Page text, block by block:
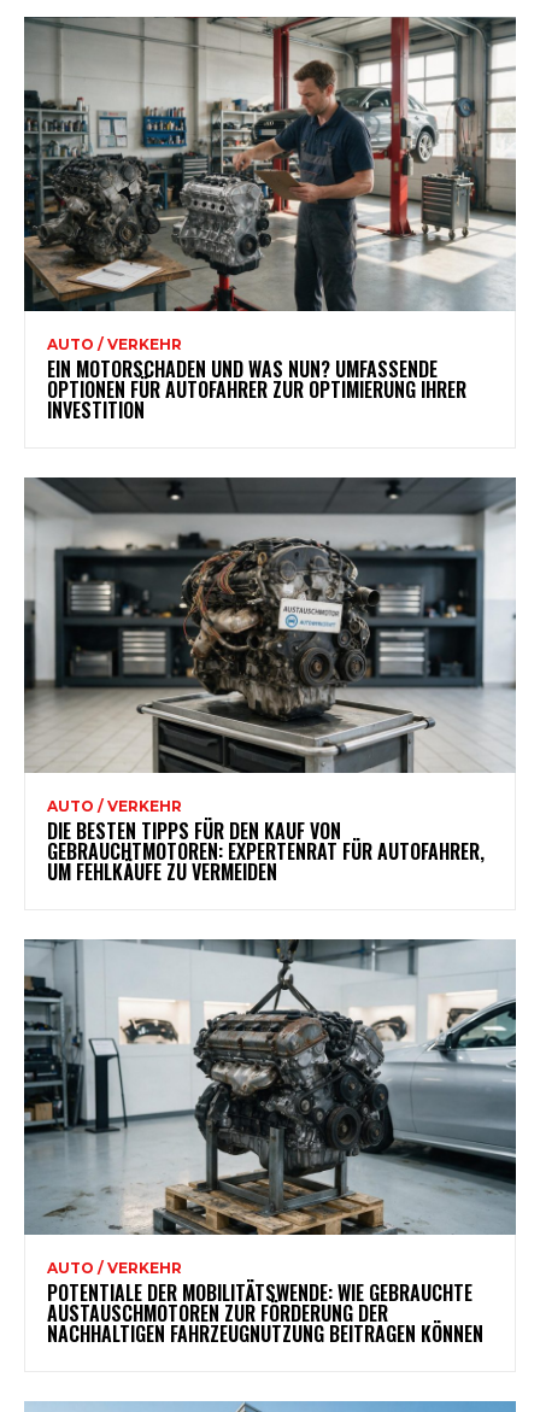
AUTO / VERKEHR
EIN MOTORSCHADEN UND WAS NUN? UMFASSENDE
OPTIONEN FÜR AUTOFAHRER ZUR OPTIMIERUNG IHRER
INVESTITION
AUTO / VERKEHR
DIE BESTEN TIPPS FÜR DEN KAUF VON
GEBRAUCHTMOTOREN: EXPERTENRAT FÜR AUTOFAHRER,
UM FEHLKÄUFE ZU VERMEIDEN
AUTO / VERKEHR
POTENTIALE DER MOBILITÄTSWENDE: WIE GEBRAUCHTE
AUSTAUSCHMOTOREN ZUR FÖRDERUNG DER
NACHHALTIGEN FAHRZEUGNUTZUNG BEITRAGEN KÖNNEN